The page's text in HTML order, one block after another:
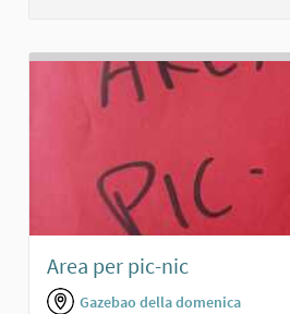
Area per pic-nic
Gazebao della domenica